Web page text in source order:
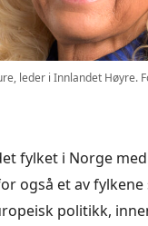
leder i Innlandet Høyre.
fylket i Norge
også et av
politikk,